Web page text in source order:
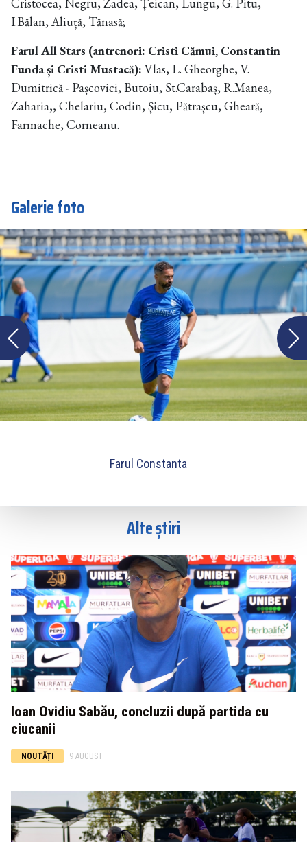
I.Bălan, Aliuță, Tănasă;
Farul All Stars (antrenori: Cristi Cămui, Constantin
Funda și Cristi Mustacă): Vlas, L. Gheorghe, V.
Dumitrică - Pașcovici, Butoiu, St.Carabaș, R.Manea,
Zaharia,, Chelariu, Codin, Șicu, Pătrașcu, Gheară,
Farmache, Corneanu.
Galerie foto
Farul Constanta
Alte știri
Ioan Ovidiu Sabău, concluzii după partida cu
ciucanii
NOUTĂȚI 9 AUGUST